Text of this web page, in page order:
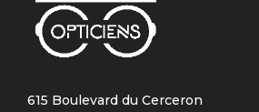
615 Boulevard du Cerceron